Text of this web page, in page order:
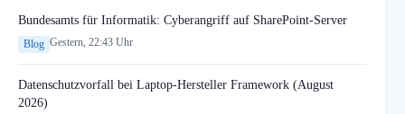
Bundesamts für Informatik: Cyberangriff auf SharePoint-Server
Blog Gestern, 22:43 Uhr
Datenschutzvorfall bei Laptop-Hersteller Framework (August
2026)